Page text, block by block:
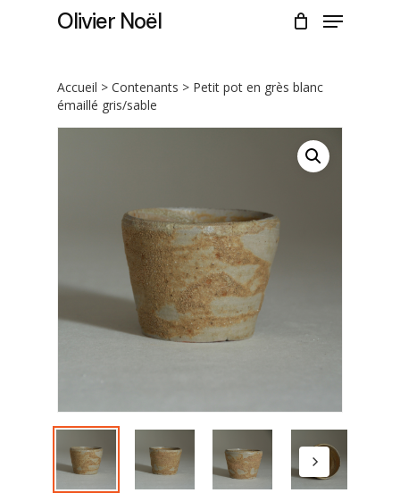
Olivier Noël Menu
Accueil > Contenants > Petit pot en grès blanc
émaillé gris/sable